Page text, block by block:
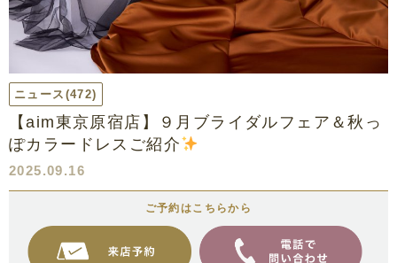
ニュース (472)
【aim東京原宿店】９月ブライダルフェア＆秋っ
ぽカラードレスご紹介
2025.09.16
ご予約はこちらから